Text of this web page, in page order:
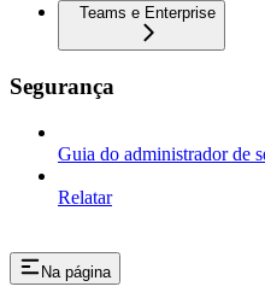
Teams e Enterprise
Segurança
Guia do administrador de
Relatar
Na página